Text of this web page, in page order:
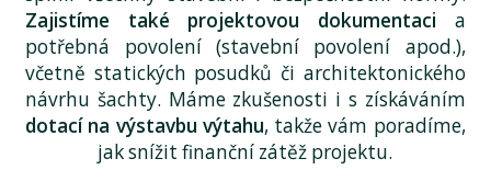
Zajistíme také projektovou dokumentaci a
potřebná povolení (stavební povolení apod.),
včetně statických posudků či architektonického
návrhu šachty. Máme zkušenosti i s získáváním
dotací na výstavbu výtahu, takže vám poradíme,
jak snížit finanční zátěž projektu.